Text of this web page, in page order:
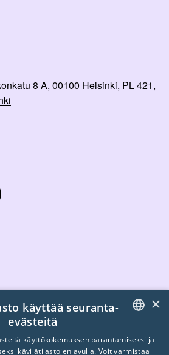
8 A, 00100 Helsinki, PL 421,
FINNISH
×
käyttää seuranta-
evästeitä
käyttökokemuksen parantamiseksi ja
kävijätilastojen avulla. Voit varmistaa